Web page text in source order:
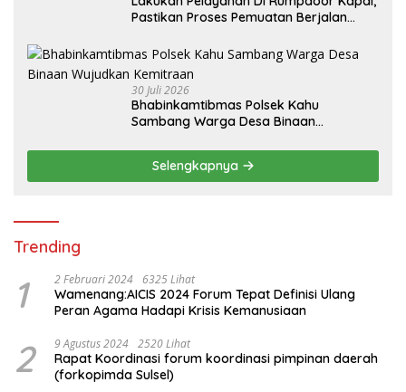
Pastikan Proses Pemuatan Berjalan
30 Juli 2026
Bhabinkamtibmas Polsek Kahu
Sambang Warga Desa Binaan
Selengkapnya
Trending
1 2 Februari 2024 6325 Lihat
Wamenang:AICIS 2024 Forum Tepat Definisi Ulang
Peran Agama Hadapi Krisis Kemanusiaan
2 9 Agustus 2024 2520 Lihat
Rapat Koordinasi forum koordinasi pimpinan daerah
(forkopimda Sulsel)